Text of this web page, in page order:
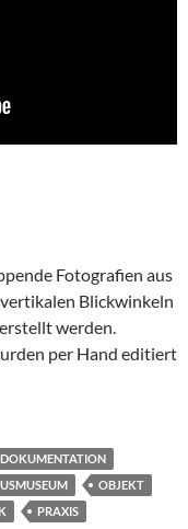
Fotografien aus
Blickwinkeln
werden.
per Hand editiert
DOKUMENTATION
OBJEKT
PRAXIS